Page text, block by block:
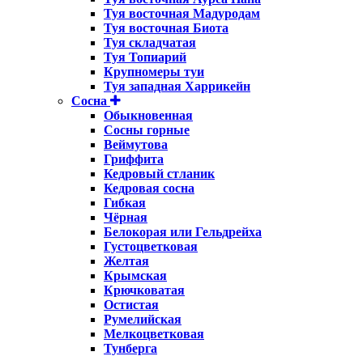
Туя восточная Мадуродам
Туя восточная Биота
Туя складчатая
Туя Топиарий
Крупномеры туи
Туя западная Харрикейн
Сосна
Обыкновенная
Сосны горные
Веймутова
Гриффита
Кедровый стланик
Кедровая сосна
Гибкая
Чёрная
Белокорая или Гельдрейха
Густоцветковая
Желтая
Крымская
Крючковатая
Остистая
Румелийская
Мелкоцветковая
Тунберга